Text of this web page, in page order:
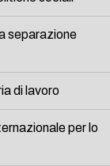
separazione
di lavoro
per lo